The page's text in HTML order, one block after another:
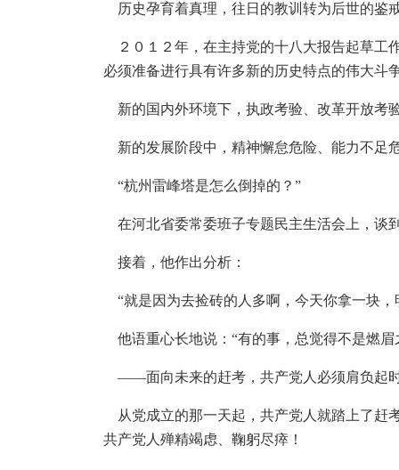
历史孕育着真理，往日的教训转为后世的鉴
２０１２年，在主持党的十八大报告起草工
必须准备进行具有许多新的历史特点的伟大斗
新的国内外环境下，执政考验、改革开放
新的发展阶段中，精神懈怠危险、能力不
“杭州雷峰塔是怎么倒掉的？”
在河北省委常委班子专题民主生活会上，谈
接着，他作出分析：
“就是因为去捡砖的人多啊，今天你拿一块
他语重心长地说：“有的事，总觉得不是燃
——面向未来的赶考，共产党人必须肩负起
从党成立的那一天起，共产党人就踏上了赶
共产党人殚精竭虑、鞠躬尽瘁！